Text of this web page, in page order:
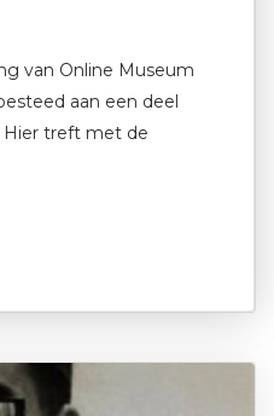
van Online Museum
aan een deel
Hier treft met de